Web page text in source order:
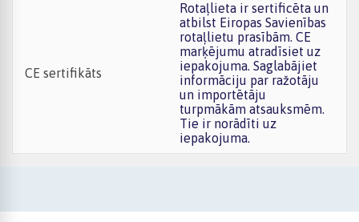
CE sertifikāts
Rotaļlieta ir sertificēta un
atbilst Eiropas Savienības
rotaļlietu prasībām. CE
marķējumu atradīsiet uz
iepakojuma. Saglabājiet
informāciju par ražotāju
un importētāju
turpmākām atsauksmēm.
Tie ir norādīti uz
iepakojuma.